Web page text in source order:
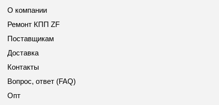
О компании
Ремонт КПП ZF
Поставщикам
Доставка
Контакты
Вопрос, ответ (FAQ)
Опт